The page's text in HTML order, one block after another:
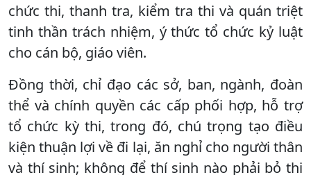
chức thi, thanh tra, kiểm tra thi và quán triệt
tinh thần trách nhiệm, ý thức tổ chức kỷ luật
cho cán bộ, giáo viên.
Đồng thời, chỉ đạo các sở, ban, ngành, đoàn
thể và chính quyền các cấp phối hợp, hỗ trợ
tổ chức kỳ thi, trong đó, chú trọng tạo điều
kiện thuận lợi về đi lại, ăn nghỉ cho người thân
và thí sinh; không để thí sinh nào phải bỏ thi